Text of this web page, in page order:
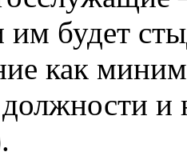
им будет
как
и